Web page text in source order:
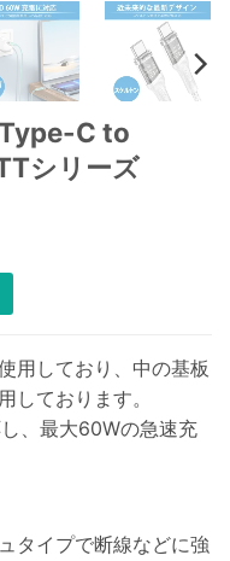
C to
シリーズ
用しており、中の基板
しております。
、最大60Wの急速充
タイプで断線などに強